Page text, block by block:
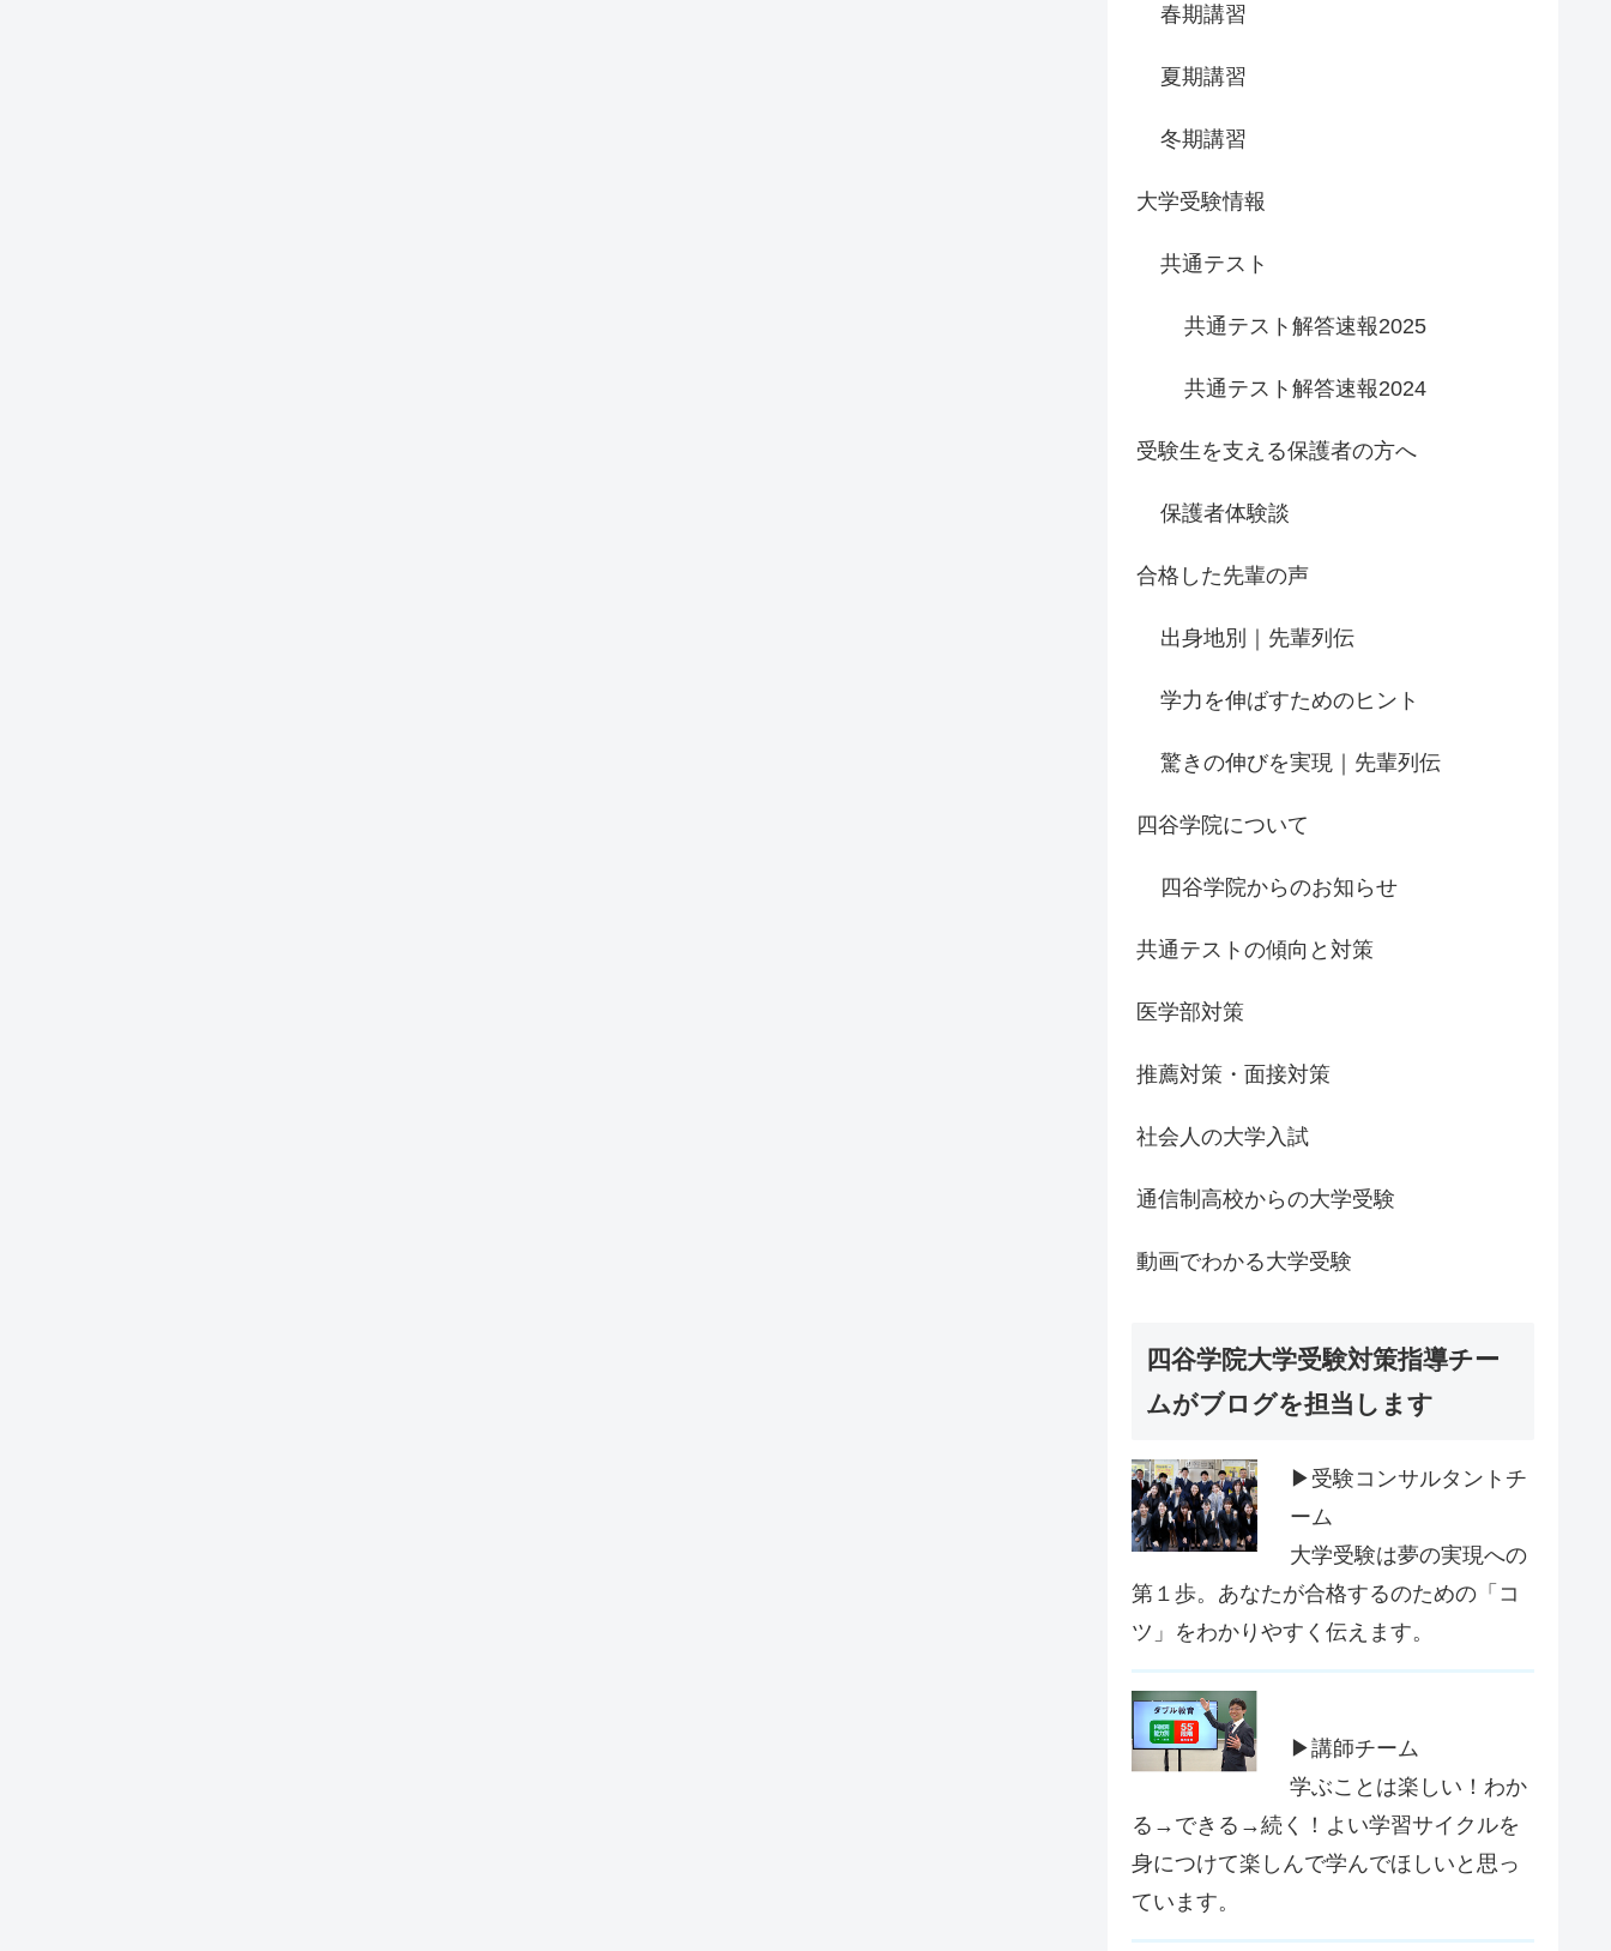
春期講習
夏期講習
冬期講習
大学受験情報
共通テスト
共通テスト解答速報2025
共通テスト解答速報2024
受験生を支える保護者の方へ
保護者体験談
合格した先輩の声
出身地別｜先輩列伝
学力を伸ばすためのヒント
驚きの伸びを実現｜先輩列伝
四谷学院について
四谷学院からのお知らせ
共通テストの傾向と対策
医学部対策
推薦対策・面接対策
社会人の大学入試
通信制高校からの大学受験
動画でわかる大学受験
四谷学院大学受験対策指導チー
ムがブログを担当します
▶受験コンサルタントチ
ーム
大学受験は夢の実現への
第１歩。あなたが合格するのための「コ
ツ」をわかりやすく伝えます。
▶講師チーム
学ぶことは楽しい！わか
る→できる→続く！よい学習サイクルを
身につけて楽しんで学んでほしいと思っ
ています。